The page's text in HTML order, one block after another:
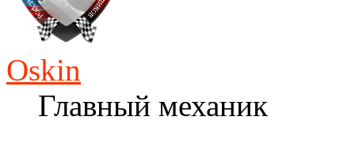
Oskin
Главный механик